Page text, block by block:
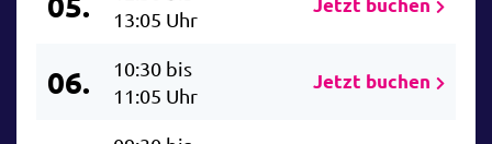
13:05 Uhr
Jetzt buchen
06.
10:30 bis
11:05 Uhr
Jetzt buchen